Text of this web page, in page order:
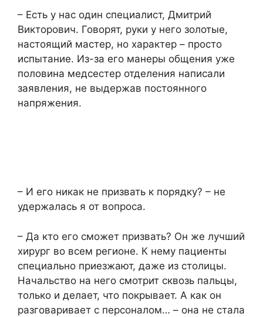
– Есть у нас один специалист, Дмитрий
Викторович. Говорят, руки у него золотые,
настоящий мастер, но характер – просто
испытание. Из-за его манеры общения уже
половина медсестер отделения написали
заявления, не выдержав постоянного
напряжения.
– И его никак не призвать к порядку? – не
удержалась я от вопроса.
– Да кто его сможет призвать? Он же лучший
хирург во всем регионе. К нему пациенты
специально приезжают, даже из столицы.
Начальство на него смотрит сквозь пальцы,
только и делает, что покрывает. А как он
разговаривает с персоналом… – она не стала